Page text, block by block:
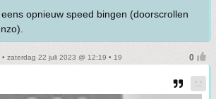
opnieuw speed bingen (doorscrollen
• zaterdag 22 juli 2023 @ 12:19 • 19